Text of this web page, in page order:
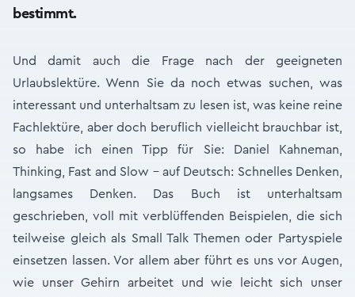
bestimmt.
Und damit auch die Frage nach der geeigneten
Urlaubslektüre. Wenn Sie da noch etwas suchen, was
interessant und unterhaltsam zu lesen ist, was keine reine
Fachlektüre, aber doch beruflich vielleicht brauchbar ist,
so habe ich einen Tipp für Sie: Daniel Kahneman,
Thinking, Fast and Slow – auf Deutsch: Schnelles Denken,
langsames Denken. Das Buch ist unterhaltsam
geschrieben, voll mit verblüffenden Beispielen, die sich
teilweise gleich als Small Talk Themen oder Partyspiele
einsetzen lassen. Vor allem aber führt es uns vor Augen,
wie unser Gehirn arbeitet und wie leicht sich unser